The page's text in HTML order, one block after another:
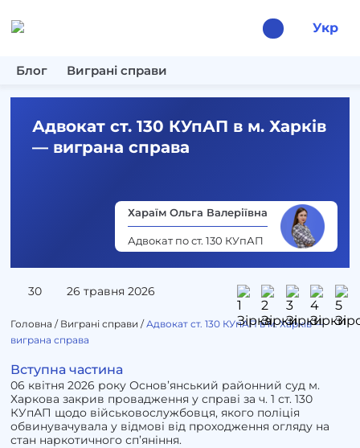
Укр
Блог Виграні справи
Адвокат ст. 130 КУпАП в м. Харків
— виграна справа
Хараїм Ольга Валеріївна
Адвокат по ст. 130 КУпАП
Головна/ Виграні справи/Адвокат ст. 130 КУпАП в м. Харків —
виграна справа
30 26 травня 2026
Вступна частина
06 квітня 2026 року Основ’янський районний суд м.
Харкова закрив провадження у справі за ч. 1 ст. 130
КУпАП щодо військовослужбовця, якого поліція
обвинувачувала у відмові від проходження огляду на
стан наркотичного сп’яніння.